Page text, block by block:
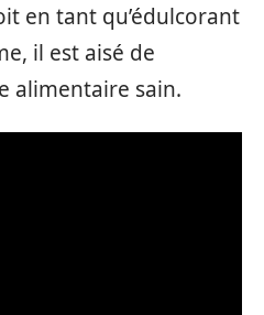
en tant qu’édulcorant
il est aisé de
alimentaire sain.